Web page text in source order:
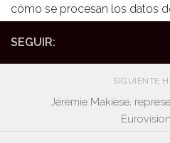
cómo se procesan los datos
SEGUIR:
SIGUIENTE
Jérémie Makiese,